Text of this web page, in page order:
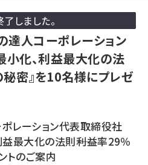
しました。
達人コーポレーション
小化、利益最大化の法
秘密』を10名様にプレゼ
レーション代表取締役社
益最大化の法則――利益率29％
トのご案内